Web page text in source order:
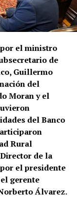
por el ministro
de
Guillermo
del
Moran y el
del Banco
Rural
de la
el presidente
gerente
Álvarez.